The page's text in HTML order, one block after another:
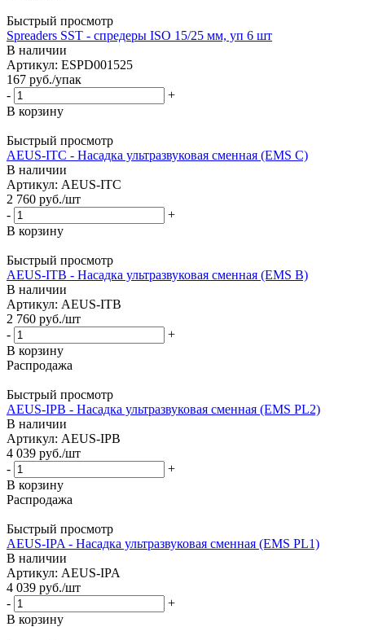
Быстрый просмотр
Spreaders SST - спредеры ISO 15/25 мм, уп 6 шт
В наличии
Артикул: ESPD001525
167 руб./упак
-
+
В корзину
Быстрый просмотр
AEUS-ITC - Насадка ультразвуковая сменная (EMS C)
В наличии
Артикул: AEUS-ITC
2 760 руб./шт
-
+
В корзину
Быстрый просмотр
AEUS-ITB - Насадка ультразвуковая сменная (EMS B)
В наличии
Артикул: AEUS-ITB
2 760 руб./шт
-
+
В корзину
Распродажа
Быстрый просмотр
AEUS-IPB - Насадка ультразвуковая сменная (EMS PL2)
В наличии
Артикул: AEUS-IPB
4 039 руб./шт
-
+
В корзину
Распродажа
Быстрый просмотр
AEUS-IPA - Насадка ультразвуковая сменная (EMS PL1)
В наличии
Артикул: AEUS-IPA
4 039 руб./шт
-
+
В корзину